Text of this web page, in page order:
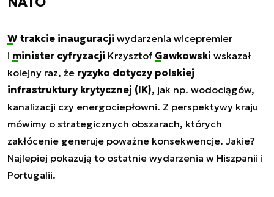
W trakcie inauguracji wydarzenia wicepremier
i minister cyfryzacji Krzysztof Gawkowski wskazał
kolejny raz, że ryzyko dotyczy polskiej
infrastruktury krytycznej (IK), jak np. wodociągów,
kanalizacji czy energociepłowni. Z perspektywy kraju
mówimy o strategicznych obszarach, których
zakłócenie generuje poważne konsekwencje. Jakie?
Najlepiej pokazują to ostatnie wydarzenia w Hiszpanii i
Portugalii.